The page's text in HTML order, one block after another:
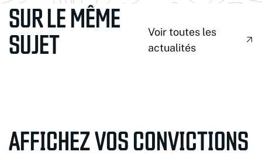
SUR LE MÊME
SUJET
Voir toutes les
actualités
AFFICHEZ VOS CONVICTIONS